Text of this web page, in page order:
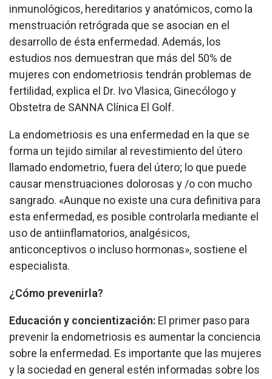
inmunológicos, hereditarios y anatómicos, como la
menstruación retrógrada que se asocian en el
desarrollo de ésta enfermedad. Además, los
estudios nos demuestran que más del 50% de
mujeres con endometriosis tendrán problemas de
fertilidad, explica el Dr. Ivo Vlasica, Ginecólogo y
Obstetra de SANNA Clínica El Golf.
La endometriosis es una enfermedad en la que se
forma un tejido similar al revestimiento del útero
llamado endometrio, fuera del útero; lo que puede
causar menstruaciones dolorosas y /o con mucho
sangrado. «Aunque no existe una cura definitiva para
esta enfermedad, es posible controlarla mediante el
uso de antiinflamatorios, analgésicos,
anticonceptivos o incluso hormonas», sostiene el
especialista.
¿Cómo prevenirla?
Educación y concientización: El primer paso para
prevenir la endometriosis es aumentar la conciencia
sobre la enfermedad. Es importante que las mujeres
y la sociedad en general estén informadas sobre los